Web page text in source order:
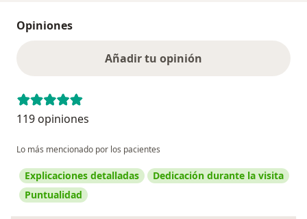
Opiniones
Añadir tu opinión
119 opiniones
Lo más mencionado por los pacientes
Explicaciones detalladas
Dedicación durante la visita
Puntualidad